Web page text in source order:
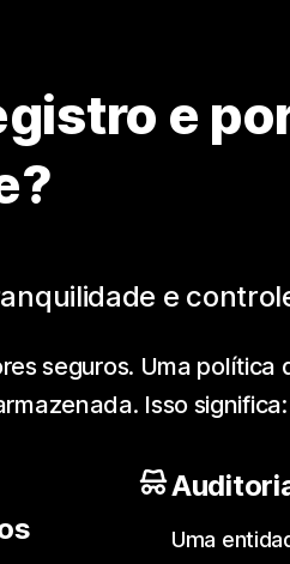
e
e
seguros. Uma política
Isso significa:
Uma